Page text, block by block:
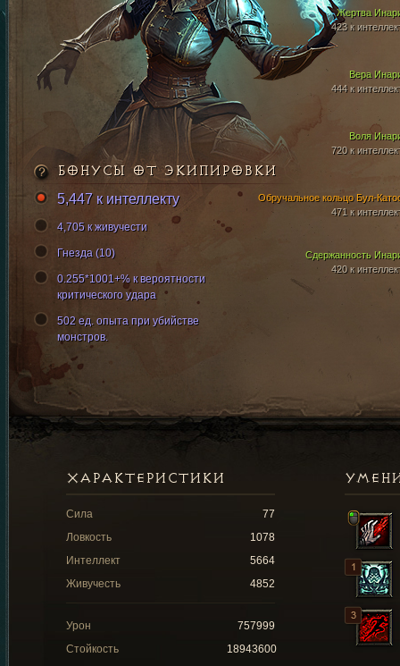
Вера
444 к
Воля
720 к
Жертва
423 к
Сдержанность
420 к
Обручальное кольцо Бул-
471 к
БОНУСЫ ОТ ЭКИПИРОВКИ
5,447 к интеллекту
4,705 к живучести
Гнезда (10)
0.255*1001+% к вероятности
критического удара
502 ед. опыта при убийстве
монстров.
ХАРАКТЕРИСТИКИ
Сила
77
Ловкость
1078
Интеллект
5664
Живучесть
4852
Урон
757999
Стойкость
18943600